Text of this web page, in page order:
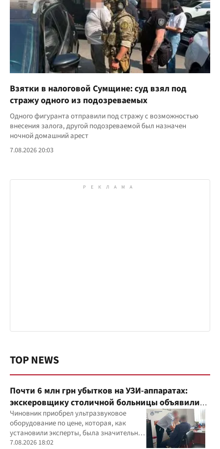
Взятки в налоговой Сумщине: суд взял под
стражу одного из подозреваемых
Одного фигуранта отправили под стражу с возможностью
внесения залога, другой подозреваемой был назначен
ночной домашний арест
7.08.2026 20:03
TOP NEWS
Почти 6 млн грн убытков на УЗИ-аппаратах:
экскеровщику столичной больницы объявили
подозрение
Чиновник приобрел ультразвуковое
оборудование по цене, которая, как
установили эксперты, была значительно
выше рыночной
7.08.2026 18:02